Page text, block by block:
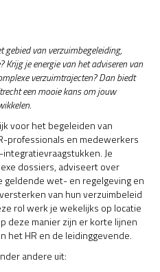
gebied van verzuimbegeleiding,
je energie van het adviseren van
verzuimtrajecten? Dan biedt
een mooie kans om jouw
voor het begeleiden van
professionals en medewerkers
Je
dossiers, adviseert over
wet- en regelgeving en
van hun verzuimbeleid
rol werk je wekelijks op locatie
deze manier zijn er korte lijnen
het HR en de leidinggevende.
andere uit: